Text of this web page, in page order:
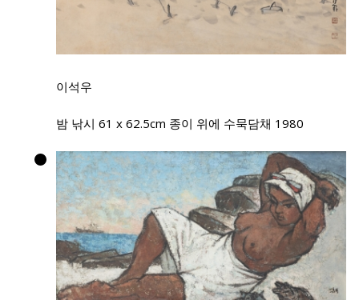
이석우
밤 낚시 61 x 62.5cm 종이 위에 수묵담채 1980